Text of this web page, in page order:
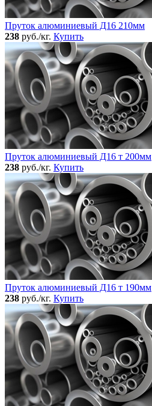
Пруток алюминиевый Д16 210мм
238 руб./кг. Купить
Пруток алюминиевый Д16 т 200мм
238 руб./кг. Купить
Пруток алюминиевый Д16 т 190мм
238 руб./кг. Купить